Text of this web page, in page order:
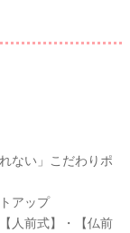
ない」こだわりポ
アップ
人前式】・【仏前